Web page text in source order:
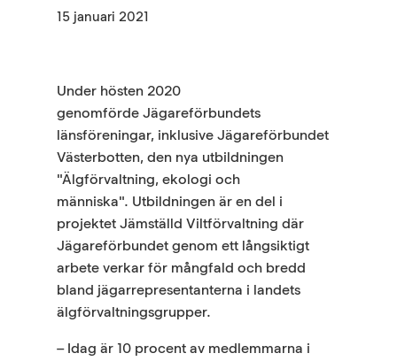
15 januari 2021
Under hösten 2020
genomförde Jägareförbundets
länsföreningar, inklusive Jägareförbundet
Västerbotten, den nya utbildningen
"Älgförvaltning, ekologi och
människa". Utbildningen är en del i
projektet Jämställd Viltförvaltning där
Jägareförbundet genom ett långsiktigt
arbete verkar för mångfald och bredd
bland jägarrepresentanterna i landets
älgförvaltningsgrupper.
– Idag är 10 procent av medlemmarna i